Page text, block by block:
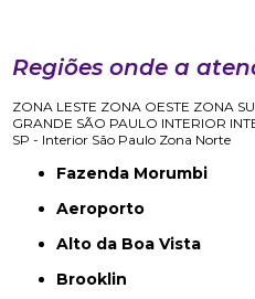
Regiões onde a
ZONA LESTE ZONA OESTE ZONA
GRANDE SÃO PAULO INTERIOR
SP - Interior São Paulo Zona Norte
Fazenda Morumbi
Aeroporto
Alto da Boa Vista
Brooklin